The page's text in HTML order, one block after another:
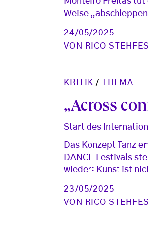
Weise
24/05/2025
VON
RICO
KRITIK / THEMA
„Across
Start des
Das Konzept Tanz
DANCE Festivals
wieder: Kunst ist
23/05/2025
VON
RICO